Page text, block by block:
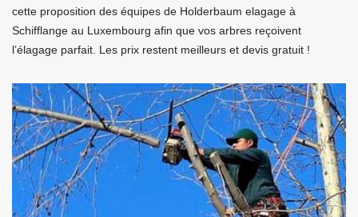
cette proposition des équipes de Holderbaum elagage à
Schifflange au Luxembourg afin que vos arbres reçoivent
l’élagage parfait. Les prix restent meilleurs et devis gratuit !